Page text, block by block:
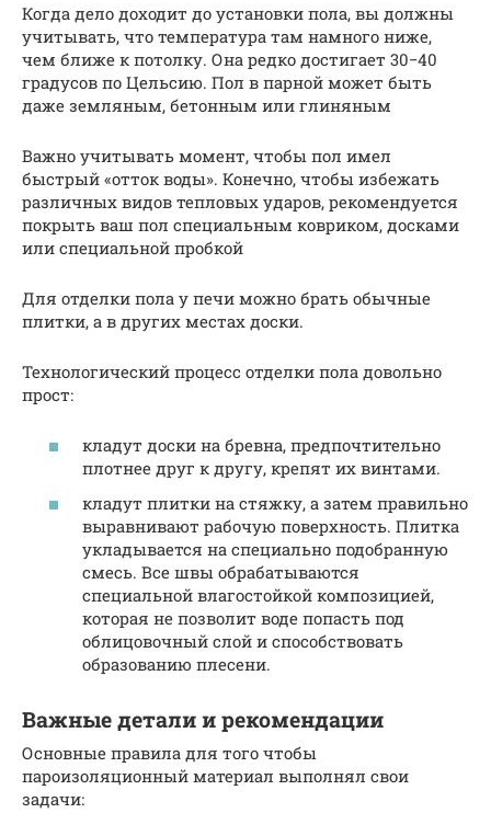
Когда дело доходит до установки пола, вы должны
учитывать, что температура там намного ниже,
чем ближе к потолку. Она редко достигает 30−40
градусов по Цельсию. Пол в парной может быть
даже земляным, бетонным или глиняным
Важно учитывать момент, чтобы пол имел
быстрый «отток воды». Конечно, чтобы избежать
различных видов тепловых ударов, рекомендуется
покрыть ваш пол специальным ковриком, досками
или специальной пробкой
Для отделки пола у печи можно брать обычные
плитки, а в других местах доски.
Технологический процесс отделки пола довольно
прост:
кладут доски на бревна, предпочтительно
плотнее друг к другу, крепят их винтами.
кладут плитки на стяжку, а затем правильно
выравнивают рабочую поверхность. Плитка
укладывается на специально подобранную
смесь. Все швы обрабатываются
специальной влагостойкой композицией,
которая не позволит воде попасть под
облицовочный слой и способствовать
образованию плесени.
Важные детали и рекомендации
Основные правила для того чтобы
пароизоляционный материал выполнял свои
задачи: